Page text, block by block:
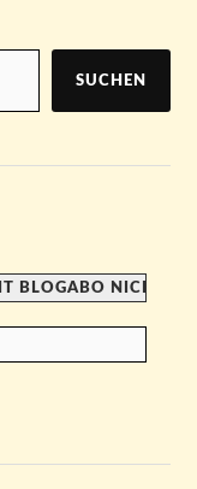
SUCHEN